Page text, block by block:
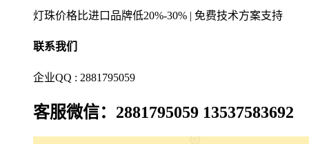
灯珠价格比进口品牌低20%-30% | 免费技术方案支持
联系我们
企业QQ : 2881795059
客服微信：2881795059 13537583692